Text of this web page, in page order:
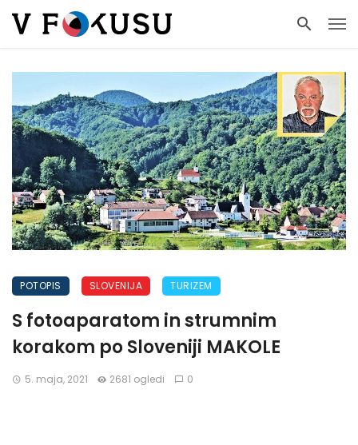
POTOPIS SLOVENIJA TURIZEM
S fotoaparatom in strumnim
korakom po Sloveniji MAKOLE
5. maja, 2021 2681 ogledi 0